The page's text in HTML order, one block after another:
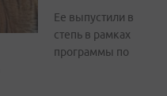
Ее выпустили в
степь в рамках
программы по